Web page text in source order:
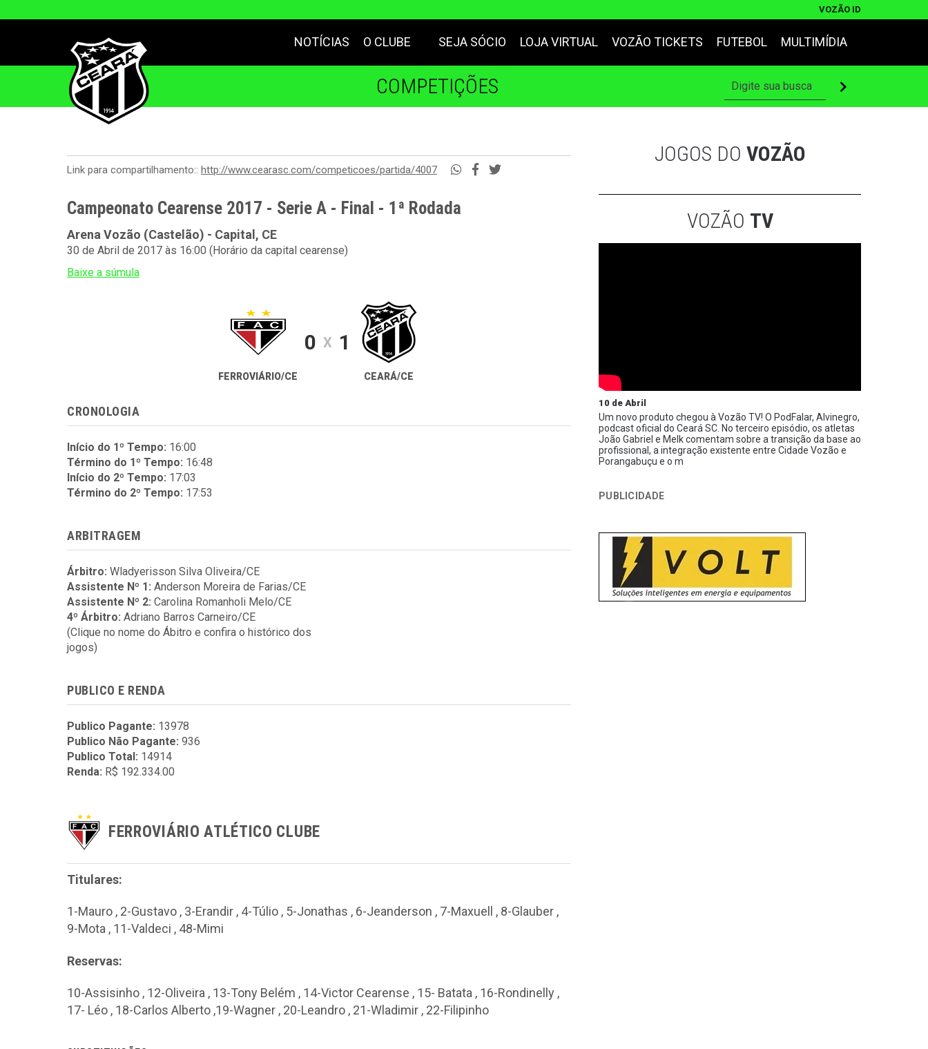
VOZÃO ID
NOTÍCIAS O CLUBE SEJA SÓCIO LOJA VIRTUAL VOZÃO TICKETS FUTEBOL MULTIMÍDIA
COMPETIÇÕES
Link para compartilhamento:: http://www.cearasc.com/competicoes/partida/4007
Campeonato Cearense 2017 - Serie A - Final - 1ª Rodada
Arena Vozão (Castelão) - Capital, CE
30 de Abril de 2017 às 16:00 (Horário da capital cearense)
Baixe a súmula
FERROVIÁRIO/CE
0 X 1
CEARÁ/CE
CRONOLOGIA
Início do 1º Tempo: 16:00
Término do 1º Tempo: 16:48
Início do 2º Tempo: 17:03
Término do 2º Tempo: 17:53
ARBITRAGEM
Árbitro: Wladyerisson Silva Oliveira/CE
Assistente Nº 1: Anderson Moreira de Farias/CE
Assistente Nº 2: Carolina Romanholi Melo/CE
4º Árbitro: Adriano Barros Carneiro/CE
(Clique no nome do Ábitro e confira o histórico dos
jogos)
PUBLICO E RENDA
Publico Pagante: 13978
Publico Não Pagante: 936
Publico Total: 14914
Renda: R$ 192.334.00
FERROVIÁRIO ATLÉTICO CLUBE
Titulares:
1-Mauro , 2-Gustavo , 3-Erandir , 4-Túlio , 5-Jonathas , 6-Jeanderson , 7-Maxuell , 8-Glauber ,
9-Mota , 11-Valdeci , 48-Mimi
Reservas:
10-Assisinho , 12-Oliveira , 13-Tony Belém , 14-Victor Cearense , 15- Batata , 16-Rondinelly ,
17- Léo , 18-Carlos Alberto ,19-Wagner , 20-Leandro , 21-Wladimir , 22-Filipinho
JOGOS DO VOZÃO
VOZÃO TV
10 de Abril
Um novo produto chegou à Vozão TV! O PodFalar, Alvinegro,
podcast oficial do Ceará SC. No terceiro episódio, os atletas
João Gabriel e Melk comentam sobre a transição da base ao
profissional, a integração existente entre Cidade Vozão e
Porangabuçu e o m
PUBLICIDADE